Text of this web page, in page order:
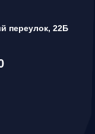
переулок, 22Б